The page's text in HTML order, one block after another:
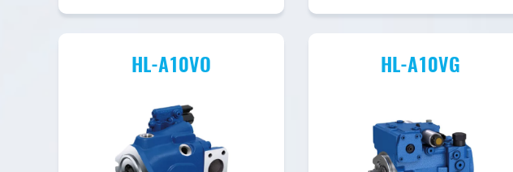
HL-A10VO HL-A10VG